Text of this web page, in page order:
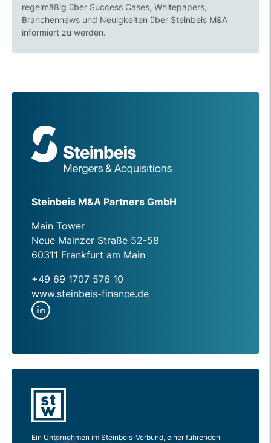
regelmäßig über Success Cases, Whitepapers,
Branchennews und Neuigkeiten über Steinbeis M&A
informiert zu werden.
Steinbeis M&A Partners GmbH
Main Tower
Neue Mainzer Straße 52-58
60311 Frankfurt am Main
+49 69 1707 576 10
www.steinbeis-finance.de
Ein Unternehmen im Steinbeis-Verbund, einer führenden